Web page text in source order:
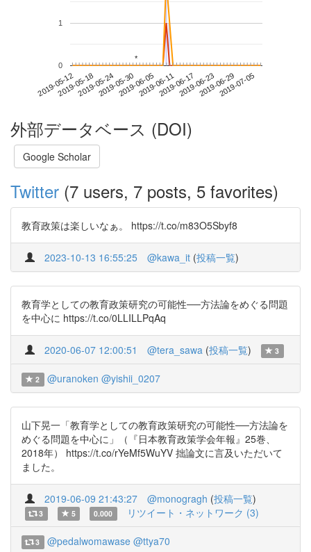
2019-05-122019-05-182019-05-242019-05-302019-06-052019-06-112019-06-172019-06-232019-06-292019-07-05
0
1
**
外部データベース (DOI)
Google Scholar
Twitter (7 users, 7 posts, 5 favorites)
教育政策は楽しいなぁ。 https://t.co/m83O5Sbyf8
2023-10-13 16:55:25 @kawa_it (投稿一覧)
教育学としての教育政策研究の可能性──方法論をめぐる問題
を中心に https://t.co/0LLILLPqAq
2020-06-07 12:00:51 @tera_sawa (投稿一覧) 3
2 @uranoken @yishii_0207
山下晃一「教育学としての教育政策研究の可能性──方法論を
めぐる問題を中心に」（『日本教育政策学会年報』25巻、
2018年） https://t.co/rYeMf5WuYV 拙論文に言及いただいて
ました。
2019-06-09 21:43:27 @monogragh (投稿一覧)
3 5 0.000 リツイート・ネットワーク (3)
3 @pedalwomawase @ttya70